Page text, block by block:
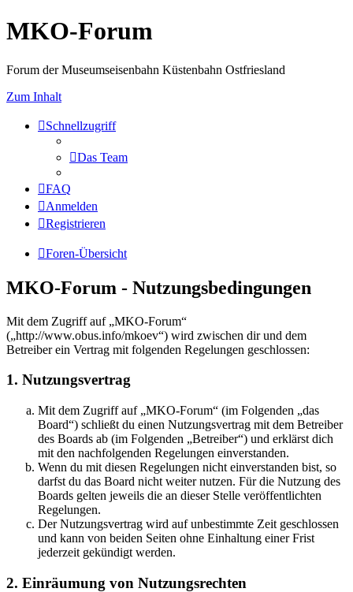
MKO-Forum
Forum der Museumseisenbahn Küstenbahn Ostfriesland
Zum Inhalt
Schnellzugriff
Das Team
FAQ
Anmelden
Registrieren
Foren-Übersicht
MKO-Forum - Nutzungsbedingungen
Mit dem Zugriff auf „MKO-Forum“
(„http://www.obus.info/mkoev“) wird zwischen dir und dem
Betreiber ein Vertrag mit folgenden Regelungen geschlossen:
1. Nutzungsvertrag
Mit dem Zugriff auf „MKO-Forum“ (im Folgenden „das
Board“) schließt du einen Nutzungsvertrag mit dem Betreiber
des Boards ab (im Folgenden „Betreiber“) und erklärst dich
mit den nachfolgenden Regelungen einverstanden.
Wenn du mit diesen Regelungen nicht einverstanden bist, so
darfst du das Board nicht weiter nutzen. Für die Nutzung des
Boards gelten jeweils die an dieser Stelle veröffentlichten
Regelungen.
Der Nutzungsvertrag wird auf unbestimmte Zeit geschlossen
und kann von beiden Seiten ohne Einhaltung einer Frist
jederzeit gekündigt werden.
2. Einräumung von Nutzungsrechten